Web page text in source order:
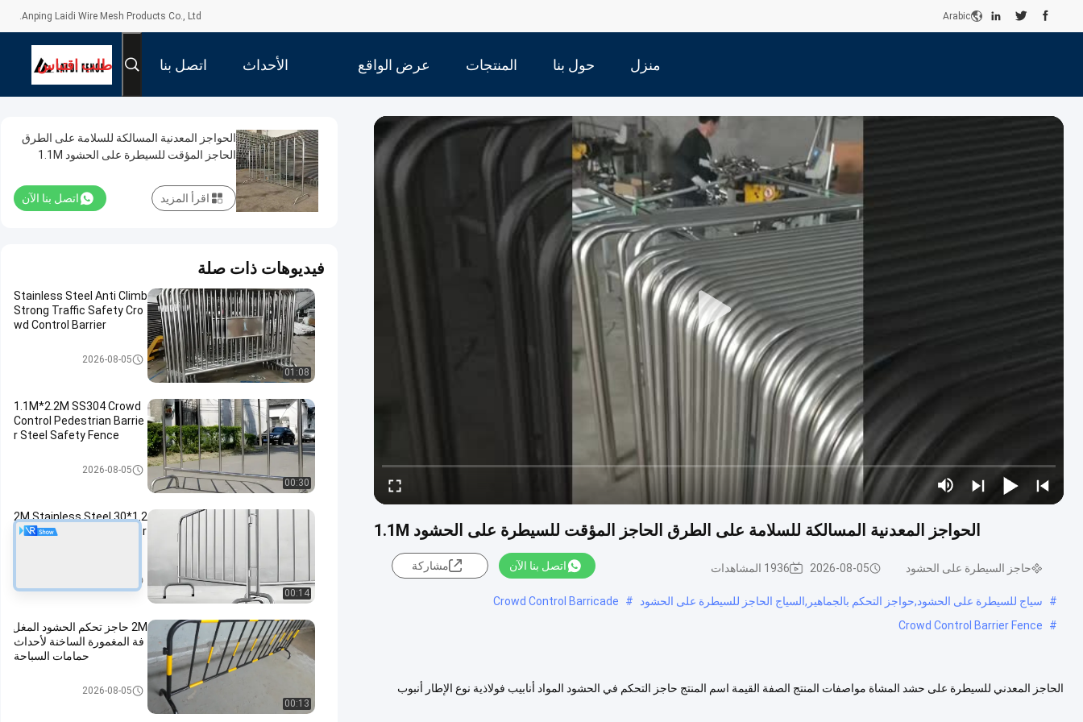
Anping Laidi Wire Mesh Products Co., Ltd. Arabic
منزل حول بنا المنتجات عرض الواقع
الافتراضي
الأحداث اتصل بنا طلب اقتباس
الحواجز المعدنية المسالكة للسلامة على الطرق الحاجز المؤقت للسيطرة على الحشود 1.1M
حاجز السيطرة على الحشود 2026-08-05 1936 المشاهدات اتصل بنا الآن مشاركة
# سياج للسيطرة على الحشود,حواجز التحكم بالجماهير,السياج الحاجز للسيطرة على الحشود #
Crowd Control Barricade
#
Crowd Control Barrier Fence
الحاجز المعدني للسيطرة على حشد المشاة مواصفات المنتج الصفة القيمة اسم المنتج حاجز التحكم في الحشود المواد أنابيب فولاذية نوع الإطار أنبوب
الحواجز المعدنية المسالكة للسلامة على الطرق
الحاجز المؤقت للسيطرة على الحشود 1.1M
اتصل بنا الآن اقرأ المزيد
فيديوهات ذات صلة
01:08
Stainless Steel Anti Climb
Strong Traffic Safety Cro
wd Control Barrier
حاجز السيطرة على الحشود
2026-08-05
00:30
1.1M*2.2M SS304 Crowd
Control Pedestrian Barrie
r Steel Safety Fence
حاجز السيطرة على الحشود
2026-08-05
00:14
1.2*2M Stainless Steel 30
4 Temporary Crowd Contr
00:13
2M حاجز تحكم الحشود المغل
فة المغمورة الساخنة لأحداث
حمامات السباحة
حاجز السيطرة على الحشود
2026-08-05